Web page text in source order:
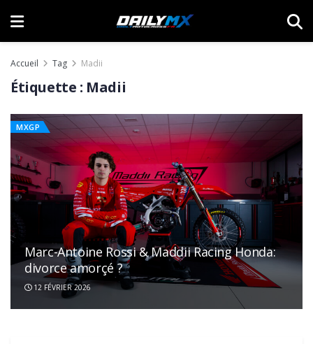
Accueil Tag Madii
Étiquette : Madii
MXGP
Marc-Antoine Rossi & Maddii Racing Honda:
divorce amorçé ?
12 FÉVRIER 2026